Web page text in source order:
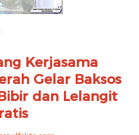
Kerjasama
Gelar Baksos
dan Lelangit